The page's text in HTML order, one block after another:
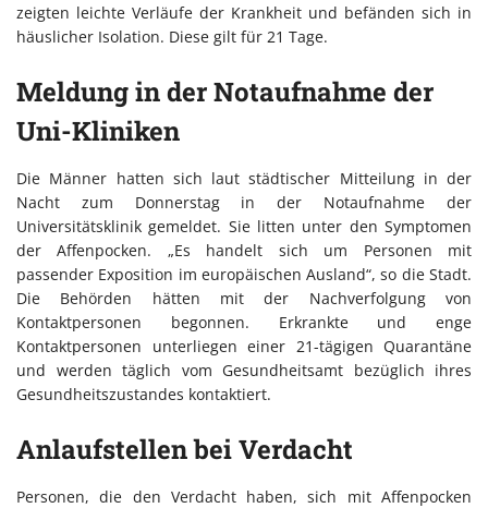
zeigten leichte Verläufe der Krankheit und befänden sich in
häuslicher Isolation. Diese gilt für 21 Tage.
Meldung in der Notaufnahme der
Uni-Kliniken
Die Männer hatten sich laut städtischer Mitteilung in der
Nacht zum Donnerstag in der Notaufnahme der
Universitätsklinik gemeldet. Sie litten unter den Symptomen
der Affenpocken. „Es handelt sich um Personen mit
passender Exposition im europäischen Ausland“, so die Stadt.
Die Behörden hätten mit der Nachverfolgung von
Kontaktpersonen begonnen. Erkrankte und enge
Kontaktpersonen unterliegen einer 21-tägigen Quarantäne
und werden täglich vom Gesundheitsamt bezüglich ihres
Gesundheitszustandes kontaktiert.
Anlaufstellen bei Verdacht
Personen, die den Verdacht haben, sich mit Affenpocken